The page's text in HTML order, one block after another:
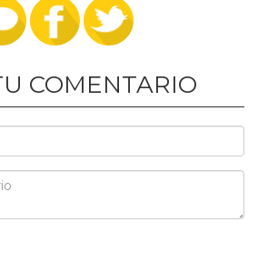
COMENTARIO